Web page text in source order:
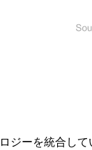
ジーを統合し